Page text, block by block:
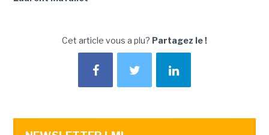
Cet article vous a plu? Partagez le !